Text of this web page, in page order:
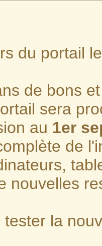
du portail
de bons
sera
au 1er
de
nouvelles
tester la